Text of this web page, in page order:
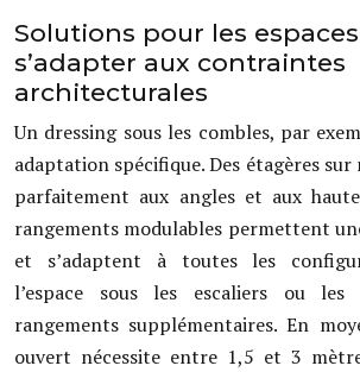
Solutions pour les
s’adapter aux contraintes
architecturales
Un dressing sous les combles, par
adaptation spécifique. Des étagères sur
parfaitement aux angles et aux
rangements modulables permettent
et s’adaptent à toutes les
l’espace sous les escaliers ou
rangements supplémentaires. En
ouvert nécessite entre 1,5 et 3